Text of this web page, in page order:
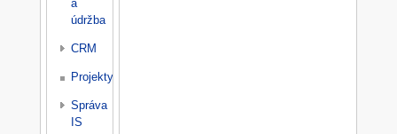
a
údržba
CRM
Projekty
Správa
IS